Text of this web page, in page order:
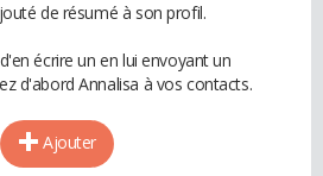
de résumé à son profil.
écrire un en lui envoyant un
d'abord Annalisa à vos contacts.
Ajouter